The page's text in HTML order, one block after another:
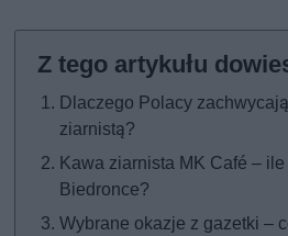
Dlaczego Polacy
ziarnistą?
Kawa ziarnista MK Café –
Biedronce?
Wybrane okazje z gazetki –